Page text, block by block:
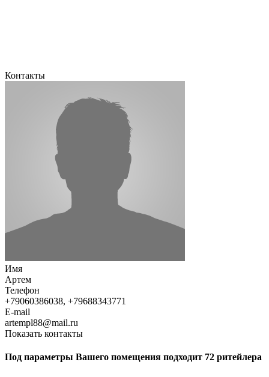
Контакты
Имя
Артем
Телефон
+79060386038, +79688343771
E-mail
artempl88@mail.ru
Показать контакты
Под параметры Вашего помещения подходит 72 ритейлера